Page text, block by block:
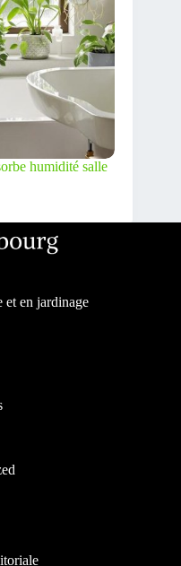
humidité salle
et en jardinage